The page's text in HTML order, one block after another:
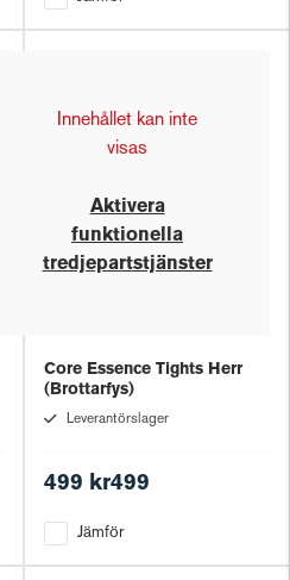
Innehållet kan inte
visas
Aktivera
funktionella
tredjepartstjänster
Core Essence Tights Herr
(Brottarfys)
Leverantörslager
499 kr499
Jämför